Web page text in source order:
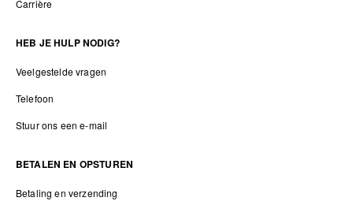
Carrière
HEB JE HULP NODIG?
Veelgestelde vragen
Telefoon
Stuur ons een e-mail
BETALEN EN OPSTUREN
Betaling en verzending